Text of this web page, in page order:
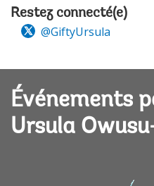
Restez connecté(e)
@GiftyUrsula
Événements
Ursula